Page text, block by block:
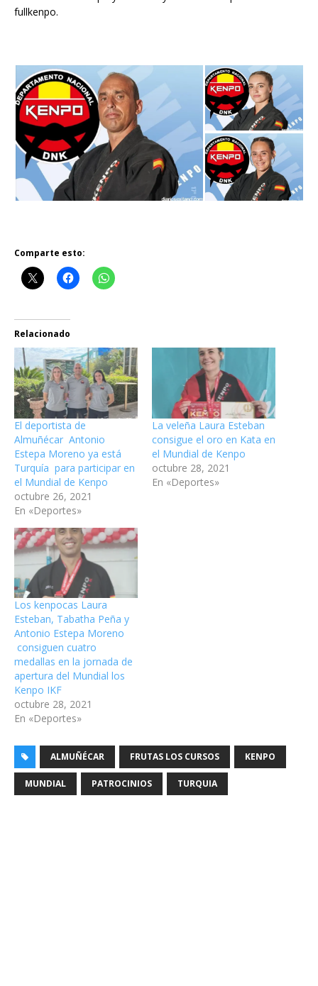
fullkenpo.
Comparte esto:
Relacionado
El deportista de
Almuñécar Antonio
Estepa Moreno ya está
Turquía para participar en
el Mundial de Kenpo
octubre 26, 2021
En «Deportes»
La veleña Laura Esteban
consigue el oro en Kata en
el Mundial de Kenpo
octubre 28, 2021
En «Deportes»
Los kenpocas Laura
Esteban, Tabatha Peña y
Antonio Estepa Moreno
consiguen cuatro
medallas en la jornada de
apertura del Mundial los
Kenpo IKF
octubre 28, 2021
En «Deportes»
ALMUÑÉCAR FRUTAS LOS CURSOS KENPO
MUNDIAL PATROCINIOS TURQUIA